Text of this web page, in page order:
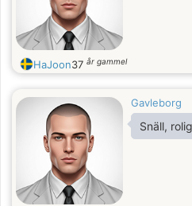
HaJoon37 år gammel
Gavleborg
Snäll,